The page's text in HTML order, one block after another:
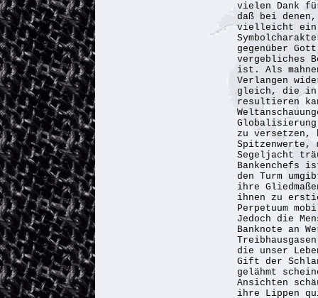
vielen Dank
daß bei
vielleicht ein
gegenüber
vergebliches
ist. Als
Verlangen
gleich, die in
resultieren
zu versetzen,
Spitzenwerte,
Segeljacht
Bankenchefs
den Turm
ihre
ihnen zu
Perpetuum
Jedoch die
Banknote an
die unser
Gift der
gelähmt
Ansichten
ihre Lippen